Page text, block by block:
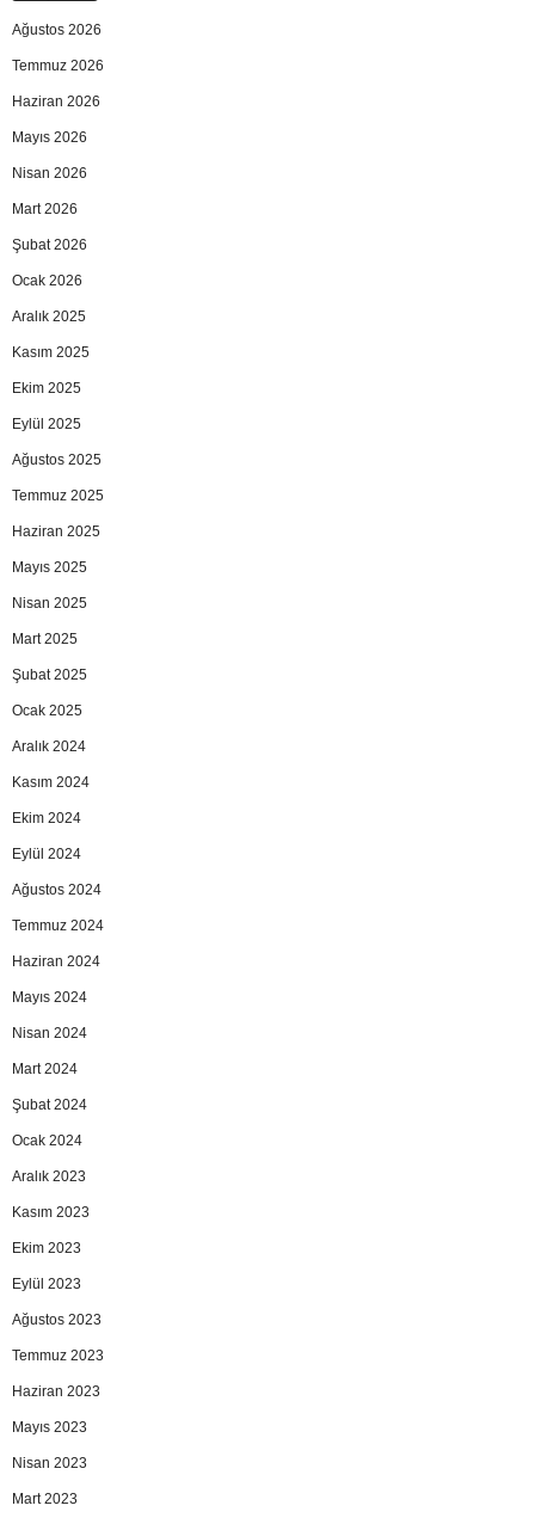
Ağustos 2026
Temmuz 2026
Haziran 2026
Mayıs 2026
Nisan 2026
Mart 2026
Şubat 2026
Ocak 2026
Aralık 2025
Kasım 2025
Ekim 2025
Eylül 2025
Ağustos 2025
Temmuz 2025
Haziran 2025
Mayıs 2025
Nisan 2025
Mart 2025
Şubat 2025
Ocak 2025
Aralık 2024
Kasım 2024
Ekim 2024
Eylül 2024
Ağustos 2024
Temmuz 2024
Haziran 2024
Mayıs 2024
Nisan 2024
Mart 2024
Şubat 2024
Ocak 2024
Aralık 2023
Kasım 2023
Ekim 2023
Eylül 2023
Ağustos 2023
Temmuz 2023
Haziran 2023
Mayıs 2023
Nisan 2023
Mart 2023